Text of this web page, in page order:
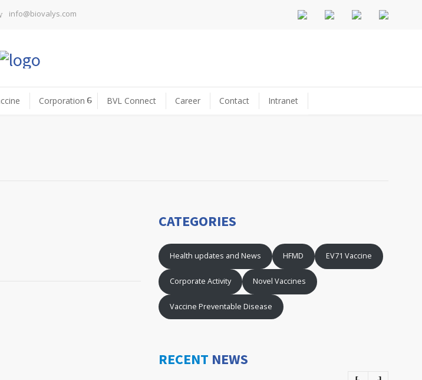
info@biovalys.com
Corporation BVL Connect Career Contact Intranet
CATEGORIES
Health updates and News HFMD EV71 Vaccine
Corporate Activity Novel Vaccines
Vaccine Preventable Disease
RECENT NEWS